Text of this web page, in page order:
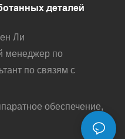
деталей
Ли
менеджер по
по связям с
обеспечение,